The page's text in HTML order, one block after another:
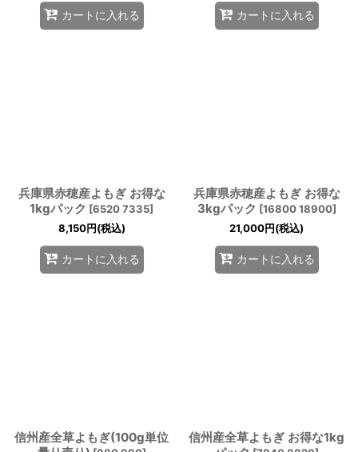
カートに入れる カートに入れる
兵庫県赤穂産よもぎ お得な
1kgパック [6520 7335]
8,150円(税込)
カートに入れる
兵庫県赤穂産よもぎ お得な
3kgパック [16800 18900]
21,000円(税込)
カートに入れる
信州産全草よもぎ(100g単位
信州産全草よもぎ お得な1kg